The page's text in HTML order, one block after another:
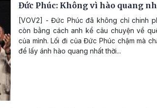
Đức Phúc: Không vì hào quang
[VOV2] - Đức Phúc đã không chỉ chinh
còn bằng cách anh kể câu chuyện về
của mình. Lối đi của Đức Phúc chậm mà
để lấy ánh hào quang nhất thời...